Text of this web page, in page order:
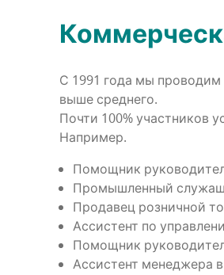
С 1991 года мы
выше среднего.
Почти 100% участ­ни­ков
Например.
Помощ­ник
Про­мыш­лен­ный
Про­да­вец роз­нич­ной
Асси­стент по
Помощ­ник
Асси­стент мене­дже­ра